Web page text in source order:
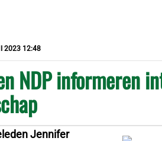
2023 12:48
NDP informeren
Jennifer